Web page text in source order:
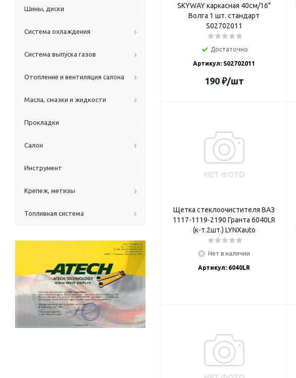
SKYWAY каркасная 40см/16"
Волга 1 шт. стандарт
S02702011
Достаточно
Артикул: S02702011
190₽/шт
Щетка стеклоочистителя ВАЗ
1117-1119-2190 Гранта 6040LR
(к-т.2шт.) LYNXauto
Нет в наличии
Артикул: 6040LR
Шины, диски
Система охлаждения
Система выпуска газов
Отопление и вентиляция салона
Масла, смазки и жидкости
Прокладки
Салон
Инструмент
Крепеж, метизы
Топливная система